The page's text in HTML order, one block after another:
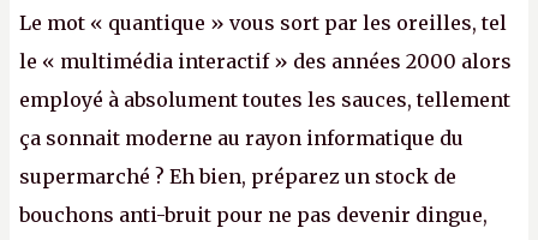
Le mot « quantique » vous sort par les oreilles, tel
le « multimédia interactif » des années 2000 alors
employé à absolument toutes les sauces, tellement
ça sonnait moderne au rayon informatique du
supermarché ? Eh bien, préparez un stock de
bouchons anti-bruit pour ne pas devenir dingue,